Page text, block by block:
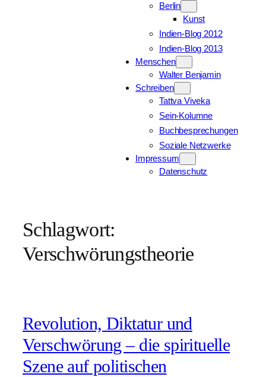
Berlin
Kunst
Indien-Blog 2012
Indien-Blog 2013
Menschen
Walter Benjamin
Schreiben
Tattva Viveka
Sein-Kolumne
Buchbesprechungen
Soziale Netzwerke
Impressum
Datenschutz
Schlagwort:
Verschwörungstheorie
Revolution, Diktatur und
Verschwörung – die spirituelle
Szene auf politischen